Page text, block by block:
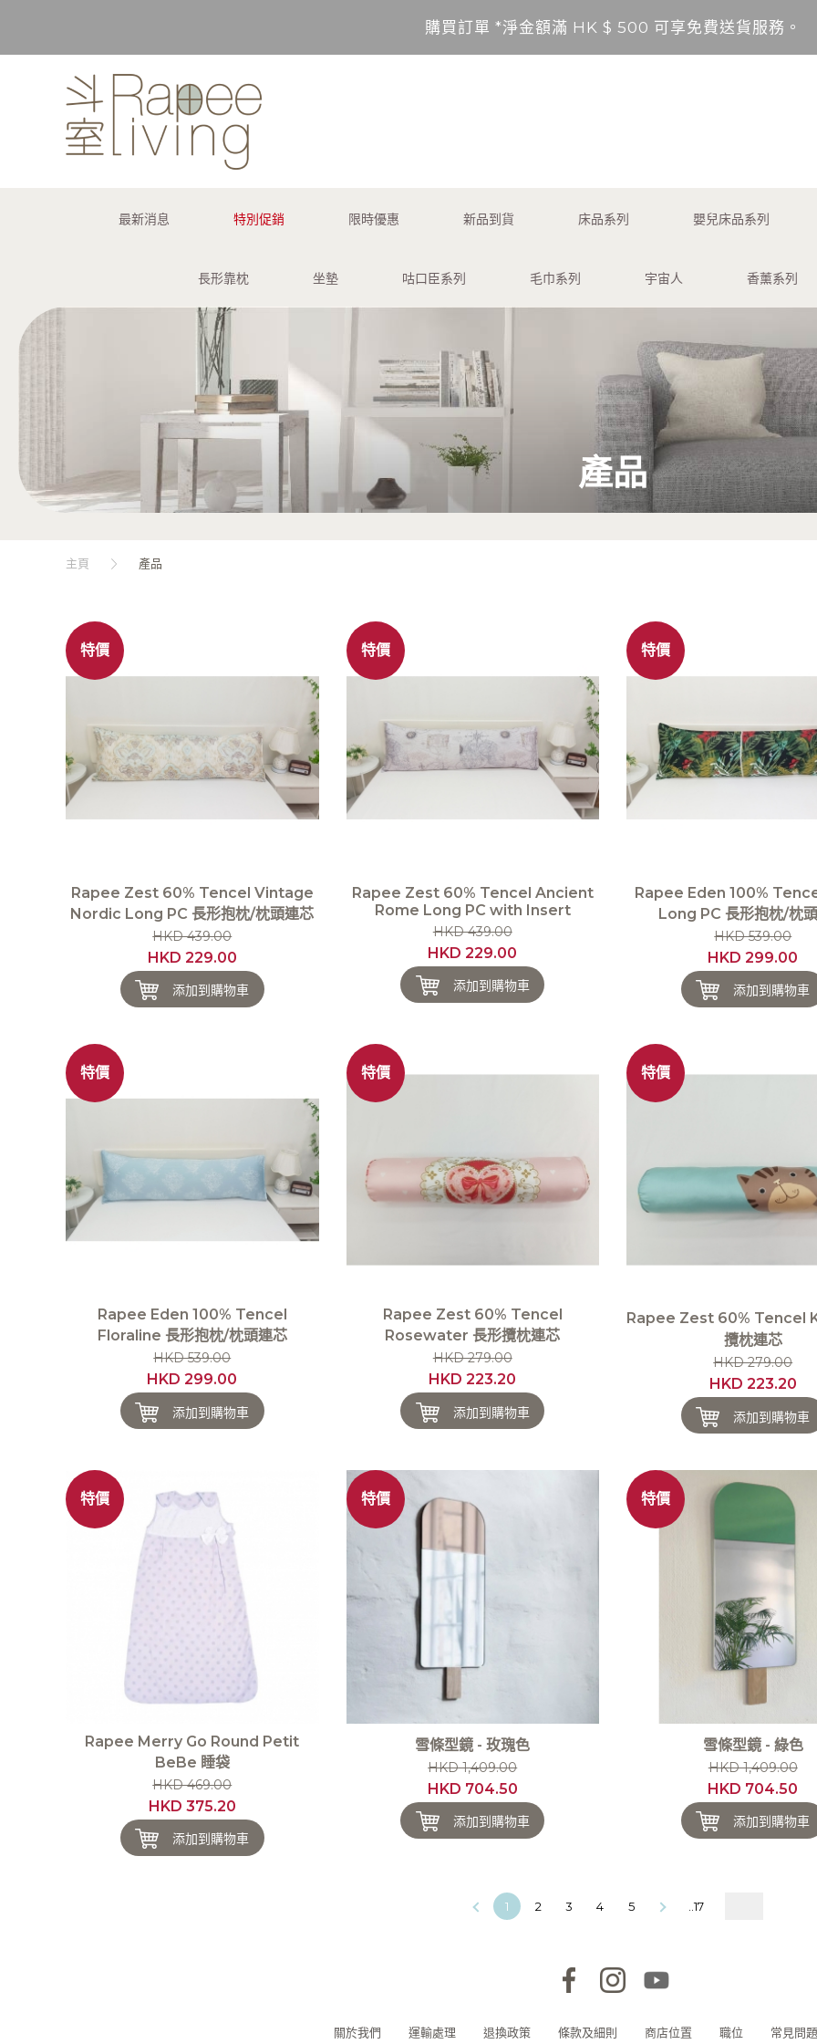
購買訂單 *淨金額滿 HK $ 500 可享免費送貨服務。
購買訂單 *淨金額滿 HK $ 500 可享免費送貨服務。
購買訂單 *淨金額未滿 HK $ 500，需另加 HK$ 50 服務費享用
最新消息 特別促銷 限時優惠 新品到貨 床品系列 嬰兒床品系列
長形靠枕 坐墊 咕口臣系列 毛巾系列 宇宙人 香薰系列
產品
主頁 產品
特價
Rapee Zest 60% Tencel Vintage
Nordic Long PC 長形抱枕/枕頭連芯
HKD 439.00
HKD 229.00
添加到購物車
特價
Rapee Zest 60% Tencel Ancient
Rome Long PC with Insert
HKD 439.00
HKD 229.00
添加到購物車
特價
Rapee Eden 100%
Long PC 長形抱枕/枕
HKD 539.00
HKD 299.00
添加到購物車
特價
Rapee Eden 100% Tencel
Floraline 長形抱枕/枕頭連芯
HKD 539.00
HKD 299.00
添加到購物車
特價
Rapee Zest 60% Tencel
Rosewater 長形攬枕連芯
HKD 279.00
HKD 223.20
添加到購物車
特價
Rapee Zest 60% Tencel
攬枕連芯
HKD 279.00
HKD 223.20
添加到購物車
特價
Rapee Merry Go Round Petit
BeBe 睡袋
HKD 469.00
HKD 375.20
添加到購物車
特價
雪條型鏡 - 玫瑰色
HKD 1,409.00
HKD 704.50
添加到購物車
特價
雪條型鏡 - 綠色
HKD 1,409.00
HKD 704.50
添加到購物車
1 2 3 4 5 ..17
關於我們 運輸處理 退換政策 條款及細則 商店位置 職位 常見問題